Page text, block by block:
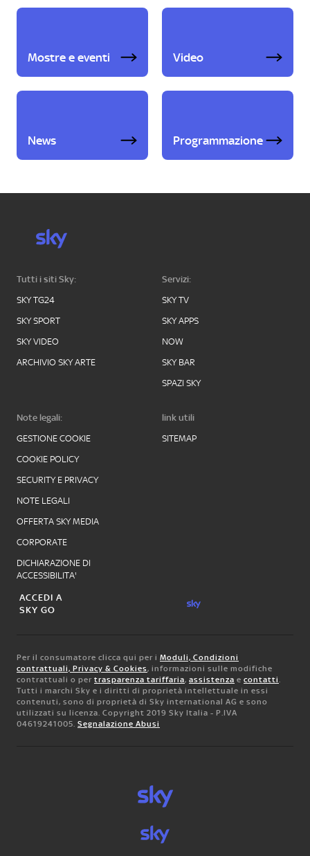
Mostre e eventi Video
News Programmazione
Tutti i siti Sky:
SKY TG24
SKY SPORT
SKY VIDEO
ARCHIVIO SKY ARTE
Servizi:
SKY TV
SKY APPS
NOW
SKY BAR
SPAZI SKY
Note legali:
GESTIONE COOKIE
COOKIE POLICY
SECURITY E PRIVACY
NOTE LEGALI
OFFERTA SKY MEDIA
CORPORATE
DICHIARAZIONE DI
ACCESSIBILITA'
link utili
SITEMAP
ACCEDI A
SKY GO
Per il consumatore clicca qui per i Moduli, Condizioni
contrattuali, Privacy & Cookies, informazioni sulle modifiche
contrattuali o per trasparenza tariffaria, assistenza e contatti.
Tutti i marchi Sky e i diritti di proprietà intellettuale in essi
contenuti, sono di proprietà di Sky international AG e sono
utilizzati su licenza. Copyright 2019 Sky Italia - P.IVA
04619241005. Segnalazione Abusi